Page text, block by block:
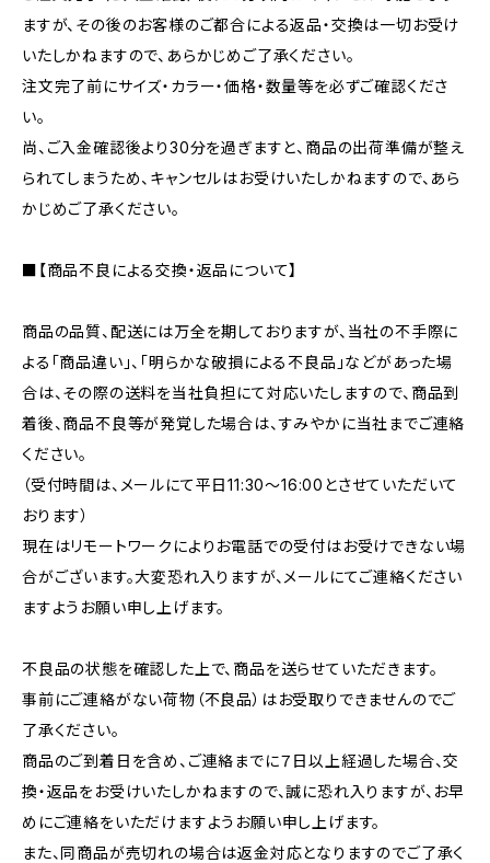
ますが、その後のお客様のご都合による返品・交換は一切お受け
いたしかねますので、あらかじめご了承ください。
注文完了前にサイズ・カラー・価格・数量等を必ずご確認くださ
い。
尚、ご入金確認後より30分を過ぎますと、商品の出荷準備が整え
られてしまうため、キャンセルはお受けいたしかねますので、あら
かじめご了承ください。
■【商品不良による交換・返品について】
商品の品質、配送には万全を期しておりますが、当社の不手際に
よる「商品違い」、「明らかな破損による不良品」などがあった場
合は、その際の送料を当社負担にて対応いたしますので、商品到
着後、商品不良等が発覚した場合は、すみやかに当社までご連絡
ください。
（受付時間は、メールにて平日11:30〜16:00とさせていただいて
おります）
現在はリモートワークによりお電話での受付はお受けできない場
合がございます。大変恐れ入りますが、メールにてご連絡ください
ますようお願い申し上げます。
不良品の状態を確認した上で、商品を送らせていただきます。
事前にご連絡がない荷物（不良品）はお受取りできませんのでご
了承ください。
商品のご到着日を含め、ご連絡までに７日以上経過した場合、交
換・返品をお受けいたしかねますので、誠に恐れ入りますが、お早
めにご連絡をいただけますようお願い申し上げます。
また、同商品が売切れの場合は返金対応となりますのでご了承く